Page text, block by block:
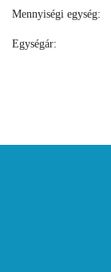
Mennyiségi egység:
Egységár: